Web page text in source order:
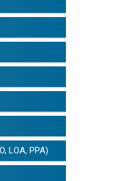
LOA, PPA)